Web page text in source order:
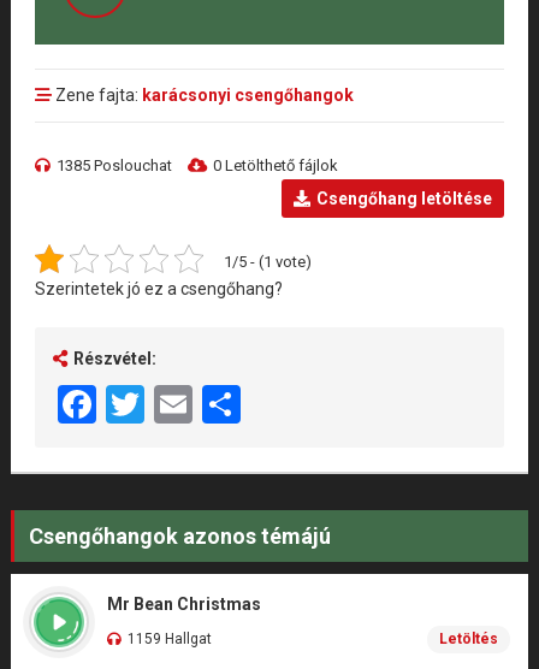
Zene fajta: karácsonyi csengőhangok
1385 Poslouchat 0 Letölthető fájlok
Csengőhang letöltése
1/5 - (1 vote)
Szerintetek jó ez a csengőhang?
Részvétel:
Facebook
Twitter
EmailShare
Csengőhangok azonos témájú
Mr Bean Christmas
1159 Hallgat Letöltés